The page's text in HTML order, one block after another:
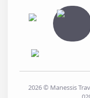
2026© Manessis